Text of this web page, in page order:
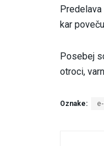
kar
Posebej
otroci,
Oznake: